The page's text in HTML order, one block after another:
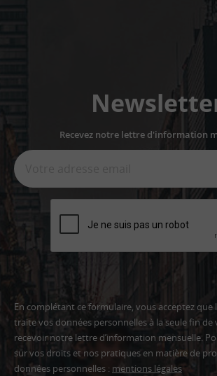
Recevez notre lettre d'information
En complétant ce formulaire, vous acceptez que
traite vos données personnelles à la seule fin
recevoir notre lettre d’information mensuelle.
sur vos droits et nos pratiques en matière de
données personnelles : mentions légales